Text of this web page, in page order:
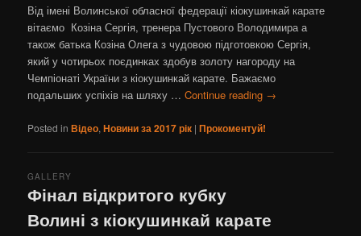
Від імені Волинської обласної федерації кіокушинкай карате
вітаємо Козіна Сергія, тренера Пустового Володимира а
також батька Козіна Олега з чудовою підготовкою Сергія,
який у чотирьох поєдинках здобув золоту нагороду на
Чемпіонаті України з кіокушинкай карате. Бажаємо
подальших успіхів на шляху …Continue reading →
Posted in Відео,Новини за 2017 рік |Прокоментуй!
Фінал відкритого кубку
Волині з кіокушинкай карате
GALLERY